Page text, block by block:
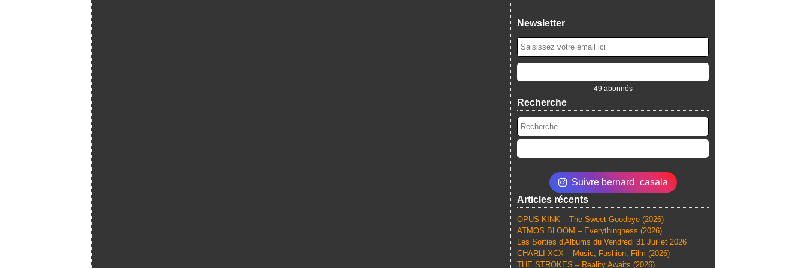
Newsletter
49 abonnés
Recherche
Suivre bernard_casala
Articles récents
OPUS KINK – The Sweet Goodbye (2026)
ATMOS BLOOM – Everythingness (2026)
Les Sorties d'Albums du Vendredi 31 Juillet 2026
CHARLI XCX – Music, Fashion, Film (2026)
THE STROKES – Reality Awaits (2026)